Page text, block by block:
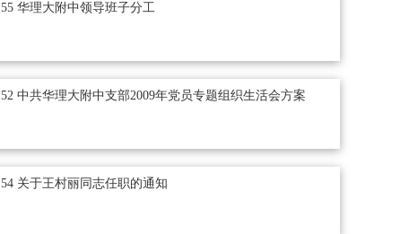
55 华理大附中领导班子分工
52 中共华理大附中支部2009年党员专题组织生活会方案
54 关于王村丽同志任职的通知